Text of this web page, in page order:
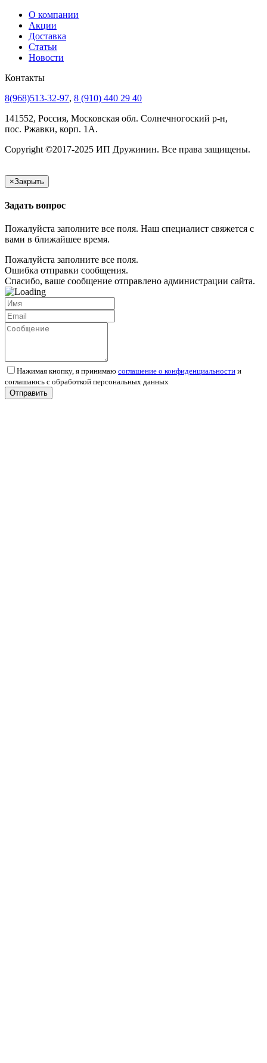
О компании
Акции
Доставка
Статьи
Новости
Контакты
8(968)513-32-97, 8 (910) 440 29 40
141552, Россия, Московская обл. Солнечногоский р-н,
пос. Ржавки, корп. 1А.
Copyright ©2017-2025 ИП Дружинин. Все права защищены.
×Закрыть
Задать вопрос
Пожалуйста заполните все поля. Наш специалист свяжется с
вами в ближайшее время.
Пожалуйста заполните все поля.
Ошибка отправки сообщения.
Спасибо, ваше сообщение отправлено администрации сайта.
Нажимая кнопку, я принимаю соглашение о конфиденциальности и
соглашаюсь с обработкой персональных данных
Отправить